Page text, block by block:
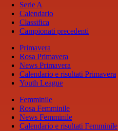
Serie A
Calendario
Classifica
Campionati precedenti
Primavera
Rosa Primavera
News Primavera
Calendario e risultati Primavera
Youth League
Femminile
Rosa Femminile
News Femminile
Calendario e risultati Femminile